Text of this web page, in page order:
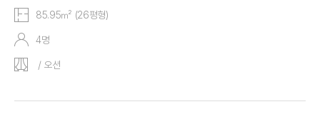
85.95㎡ (26평형)
4명
/ 오션